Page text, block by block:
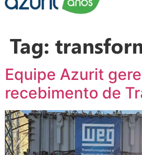
Tag:
Equipe Azurit
recebimento de